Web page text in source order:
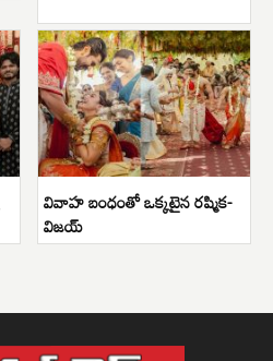
వివాహ బంధంతో ఒక్కటైన రష్మిక-
విజయ్